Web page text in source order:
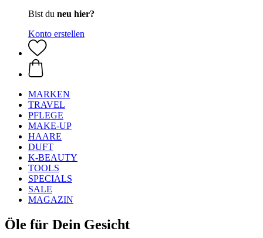
Bist du neu hier?
Konto erstellen
MARKEN
TRAVEL
PFLEGE
MAKE-UP
HAARE
DUFT
K-BEAUTY
TOOLS
SPECIALS
SALE
MAGAZIN
Öle für Dein Gesicht